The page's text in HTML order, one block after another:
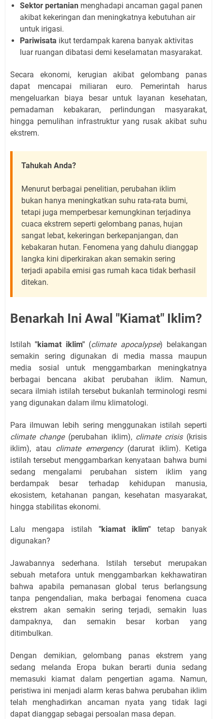
Sektor pertanian menghadapi ancaman gagal panen
akibat kekeringan dan meningkatnya kebutuhan air
untuk irigasi.
Pariwisata ikut terdampak karena banyak aktivitas
luar ruangan dibatasi demi keselamatan masyarakat.
Secara ekonomi, kerugian akibat gelombang panas
dapat mencapai miliaran euro. Pemerintah harus
mengeluarkan biaya besar untuk layanan kesehatan,
pemadaman kebakaran, perlindungan masyarakat,
hingga pemulihan infrastruktur yang rusak akibat suhu
ekstrem.
Tahukah Anda?
Menurut berbagai penelitian, perubahan iklim
bukan hanya meningkatkan suhu rata-rata bumi,
tetapi juga memperbesar kemungkinan terjadinya
cuaca ekstrem seperti gelombang panas, hujan
sangat lebat, kekeringan berkepanjangan, dan
kebakaran hutan. Fenomena yang dahulu dianggap
langka kini diperkirakan akan semakin sering
terjadi apabila emisi gas rumah kaca tidak berhasil
ditekan.
Benarkah Ini Awal "Kiamat" Iklim?
Istilah"kiamat iklim"(climate apocalypse) belakangan
semakin sering digunakan di media massa maupun
media sosial untuk menggambarkan meningkatnya
berbagai bencana akibat perubahan iklim. Namun,
secara ilmiah istilah tersebut bukanlah terminologi resmi
yang digunakan dalam ilmu klimatologi.
Para ilmuwan lebih sering menggunakan istilah seperti
climate change(perubahan iklim), climate crisis(krisis
iklim), atau climate emergency(darurat iklim). Ketiga
istilah tersebut menggambarkan kenyataan bahwa bumi
sedang mengalami perubahan sistem iklim yang
berdampak besar terhadap kehidupan manusia,
ekosistem, ketahanan pangan, kesehatan masyarakat,
hingga stabilitas ekonomi.
Lalu mengapa istilah "kiamat iklim" tetap banyak
digunakan?
Jawabannya sederhana. Istilah tersebut merupakan
sebuah metafora untuk menggambarkan kekhawatiran
bahwa apabila pemanasan global terus berlangsung
tanpa pengendalian, maka berbagai fenomena cuaca
ekstrem akan semakin sering terjadi, semakin luas
dampaknya, dan semakin besar korban yang
ditimbulkan.
Dengan demikian, gelombang panas ekstrem yang
sedang melanda Eropa bukan berarti dunia sedang
memasuki kiamat dalam pengertian agama. Namun,
peristiwa ini menjadi alarm keras bahwa perubahan iklim
telah menghadirkan ancaman nyata yang tidak lagi
dapat dianggap sebagai persoalan masa depan.